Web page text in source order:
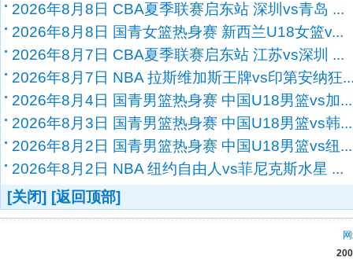
2026年8月8日 CBA夏季联赛启东站 深圳vs青岛 ...
2026年8月8日 国青女篮热身赛 新西兰U18女篮v...
2026年8月7日 CBA夏季联赛启东站 江苏vs深圳 ...
2026年8月7日 NBA 拉斯维加斯王牌vs印第安纳狂
2026年8月4日 国青男篮热身赛 中国U18男篮vs加...
2026年8月3日 国青男篮热身赛 中国U18男篮vs韩...
2026年8月2日 国青男篮热身赛 中国U18男篮vs纽...
2026年8月2日 NBA 纽约自由人vs菲尼克斯水星 ...
[关闭] [返回顶部]